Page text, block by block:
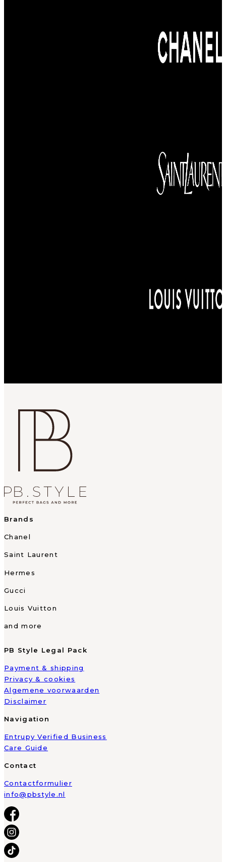
Brands
Chanel
Saint Laurent
Hermes
Gucci
Louis Vuitton
and more
PB Style Legal Pack
Payment & shipping
Privacy & cookies
Algemene voorwaarden
Disclaimer
Navigation
Entrupy Verified Business
Care Guide
Contact
Contactformulier
info@pbstyle.nl